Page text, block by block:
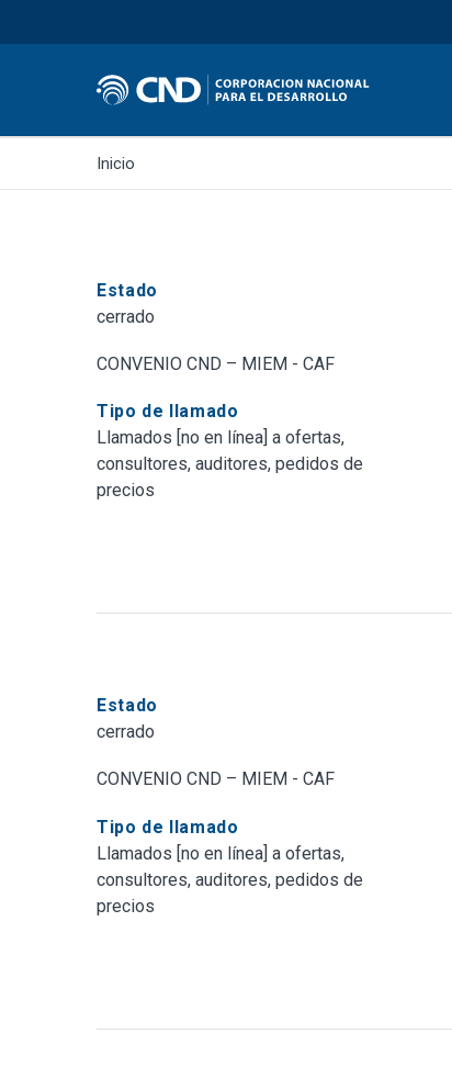
Inicio
Estado
cerrado
CONVENIO CND – MIEM - CAF
Tipo de llamado
Llamados [no en línea] a ofertas,
consultores, auditores, pedidos de
precios
Estado
cerrado
CONVENIO CND – MIEM - CAF
Tipo de llamado
Llamados [no en línea] a ofertas,
consultores, auditores, pedidos de
precios